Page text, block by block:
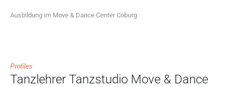
Ausbildung im Move & Dance Center Coburg.
Profiles
Tanzlehrer Tanzstudio Move & Dance